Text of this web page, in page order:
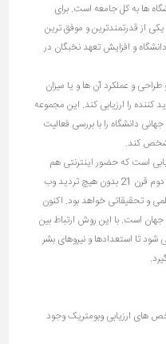
ها به کل جامعه است. برای
از قدرتمندترین و موفق ترین
دانشگاه و افزایش تعهد نخبگان در
و عملکرد آن ها و یا میزان
کننده را ارزیابی کند. این مجموعه
دانشگاه را با بررسی فعالیت
مشخص کند.
است که حضور اینترنتی هم
چون آینه ای شفاف از دانشگاه باشد. در دهه دوم قرن 21 بدون هیچ تردید وب
و تحقیقاتی خواهد بود. اکنون
جهان است. با این روش ارتباط بین
تا استعدادها و نیروهای بشر
های ارزیابی وبومتریک وجود